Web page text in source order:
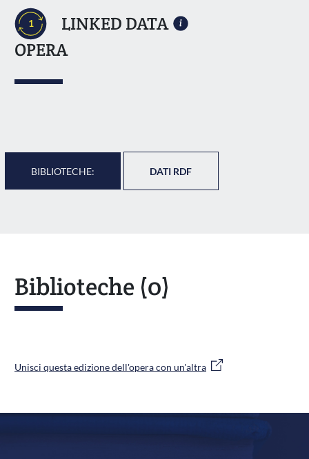
1
LINKED DATA
OPERA
BIBLIOTECHE: DATI RDF
Biblioteche (0)
Unisci questa edizione dell'opera con un'altra